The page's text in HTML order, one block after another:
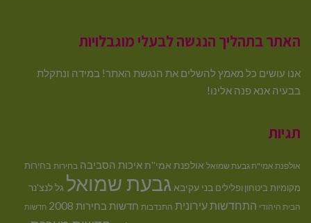
האתר בתהליך הנגשה לבעלי מוגבלויות
אנו עושים כל מאמץ להשלים את הנגשת האתר! במידה ונתקלת
בבעיה אנא פנה אלינו!
תגיות
אולפנת אמי"ת גבעת שמואל אולפנת אמי''תאיכות הסביבה בחירות בחירות
מקומיות ביטחון ופלילים בני עקיבא גבעת שמואל גל לנצ'נר
הבית היהודי התחדשות עירונית התנדבות חדשות בחירות 2008 חדשות